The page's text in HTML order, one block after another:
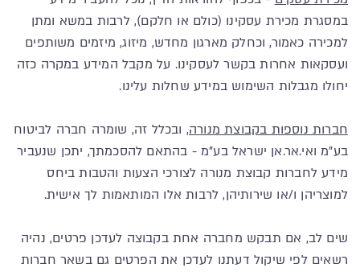
במסגרת מכירת עסקינו (כולם או חלקם), לרבות במשא ומתן
למכירה כאמור, וכחלק מארגון מחדש, מיזוג, מיזמים משותפים
ועסקאות אחרות בקשר לעסקינו. על מקבל המידע במקרה כזה
יחולו מגבלות השימוש במידע שחלות עלינו.
חברות נוספות בקבוצת מנורה, ובכלל זה, שומרה חברה לביטוח
בע"מ ואי.אר.אן ישראל בע"מ - בהתאם להסכמתך, יתכן שנעביר
מידע לחברות קבוצת מנורה לצורכי הצעות והטבות ביחס
למוצריהן ו/או שירותיהן, לרבות אלו המותאמות לך אישית.
שים לב, אם תבקש מחברה אחת בקבוצה לעדכן פרטים, נהיה
רשאים לפי שיקול דעתנו לעדכן את הפרטים גם בשאר חברות